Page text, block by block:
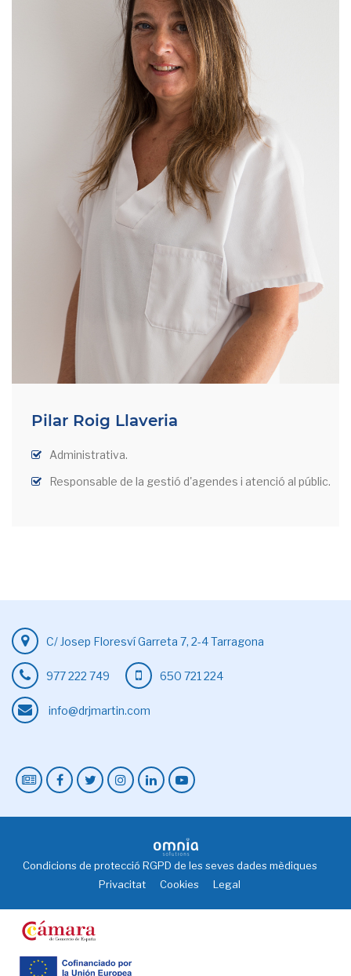
Pilar Roig Llaveria
Administrativa.
Responsable de la gestió d'agendes i atenció al públic.
C/ Josep Floresví Garreta 7, 2-4 Tarragona
977 222 749 650 721 224
info@drjmartin.com
Condicions de protecció RGPD de les seves dades mèdiques
Privacitat
Cookies Legal